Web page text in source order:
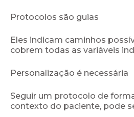
Protocolos são guias
Eles indicam caminhos
cobrem todas as variáveis
Personalização é necessária
Seguir um protocolo de
contexto do paciente, pode